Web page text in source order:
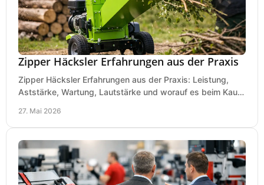
Zipper Häcksler Erfahrungen aus der Praxis
Zipper Häcksler Erfahrungen aus der Praxis: Leistung,
Aststärke, Wartung, Lautstärke und worauf es beim Kauf
27. Mai 2026